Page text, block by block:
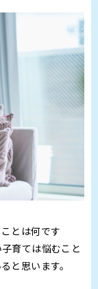
とは何です
育ては悩むこと
と思います。